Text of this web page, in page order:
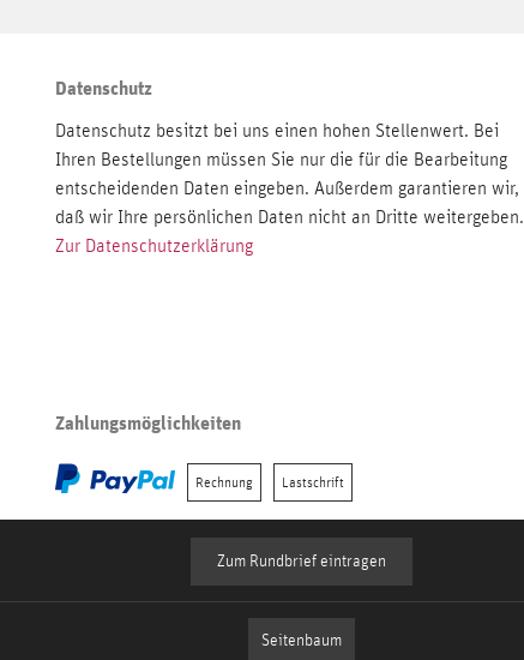
Datenschutz
Datenschutz besitzt bei uns einen hohen Stellenwert. Bei
Ihren Bestellungen müssen Sie nur die für die Bearbeitung
entscheidenden Daten eingeben. Außerdem garantieren wir,
daß wir Ihre persönlichen Daten nicht an Dritte weitergeben.
Zur Datenschutzerklärung
Zahlungsmöglichkeiten
Rechnung Lastschrift
Zum Rundbrief eintragen
Seitenbaum